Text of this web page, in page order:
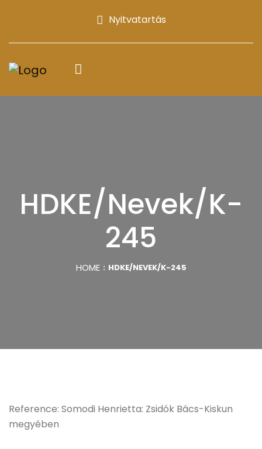
Nyitvatartás
HDKE/Nevek/K-
245
HOME HDKE/NEVEK/K-245
Reference: Somodi Henrietta: Zsidók Bács-Kiskun
megyében